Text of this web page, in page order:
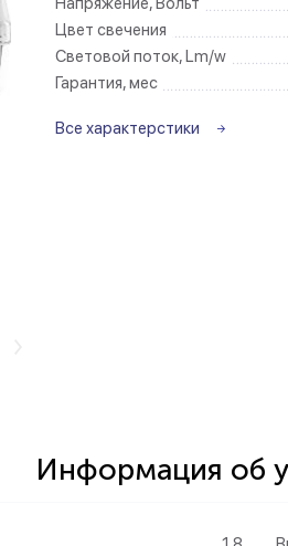
Цвет свечения
Световой поток, Lm/w
Гарантия, мес
Все характерстики
Информация об